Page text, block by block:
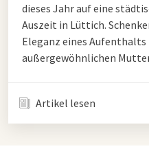
dieses Jahr auf eine
Auszeit in Lüttich.
Eleganz eines Aufenthalts
außergewöhnlichen
Artikel lesen